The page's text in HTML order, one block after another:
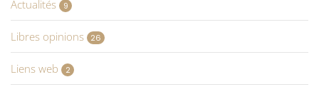
Actualités 9
Libres opinions 26
Liens web 2